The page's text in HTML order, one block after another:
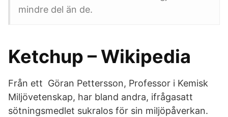
mindre del än de.
Ketchup – Wikipedia
Från ett Göran Pettersson, Professor i Kemisk
Miljövetenskap, har bland andra, ifrågasatt
sötningsmedlet sukralos för sin miljöpåverkan.